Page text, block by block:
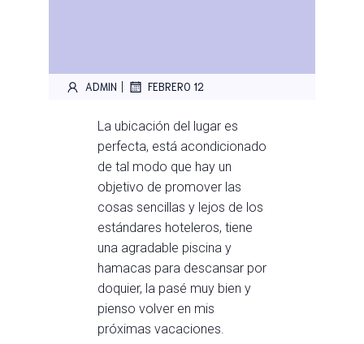
ADMIN | FEBRERO 12
La ubicación del lugar es
perfecta, está acondicionado
de tal modo que hay un
objetivo de promover las
cosas sencillas y lejos de los
estándares hoteleros, tiene
una agradable piscina y
hamacas para descansar por
doquier, la pasé muy bien y
pienso volver en mis
próximas vacaciones.